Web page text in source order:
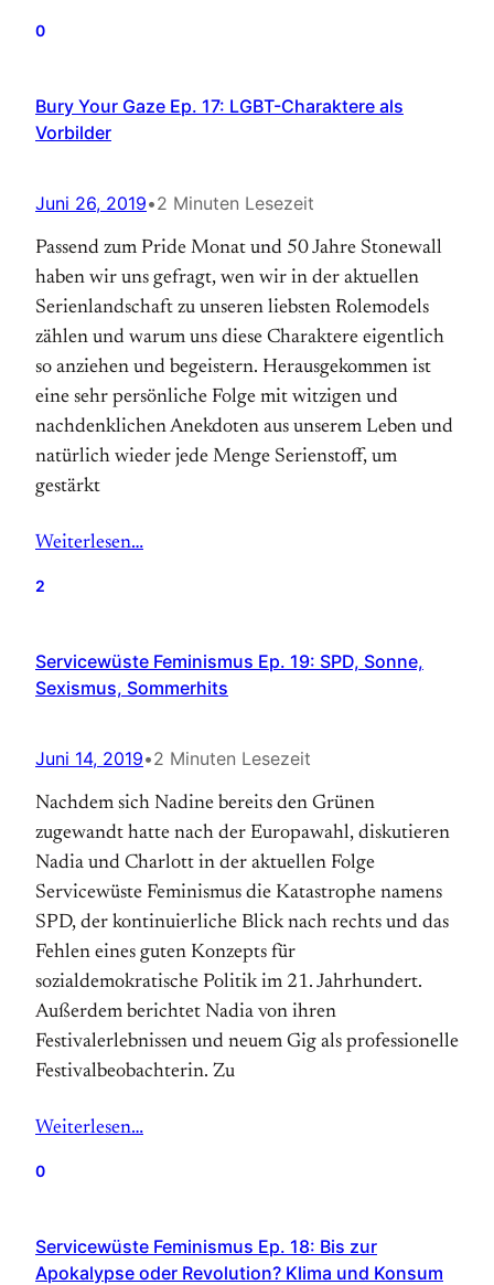
0
Bury Your Gaze Ep. 17: LGBT-Charaktere als
Vorbilder
Juni 26, 2019•2 Minuten Lesezeit
Passend zum Pride Monat und 50 Jahre Stonewall
haben wir uns gefragt, wen wir in der aktuellen
Serienlandschaft zu unseren liebsten Rolemodels
zählen und warum uns diese Charaktere eigentlich
so anziehen und begeistern. Herausgekommen ist
eine sehr persönliche Folge mit witzigen und
nachdenklichen Anekdoten aus unserem Leben und
natürlich wieder jede Menge Serienstoff, um
gestärkt
Weiterlesen…
2
Servicewüste Feminismus Ep. 19: SPD, Sonne,
Sexismus, Sommerhits
Juni 14, 2019•2 Minuten Lesezeit
Nachdem sich Nadine bereits den Grünen
zugewandt hatte nach der Europawahl, diskutieren
Nadia und Charlott in der aktuellen Folge
Servicewüste Feminismus die Katastrophe namens
SPD, der kontinuierliche Blick nach rechts und das
Fehlen eines guten Konzepts für
sozialdemokratische Politik im 21. Jahrhundert.
Außerdem berichtet Nadia von ihren
Festivalerlebnissen und neuem Gig als professionelle
Festivalbeobachterin. Zu
Weiterlesen…
0
Servicewüste Feminismus Ep. 18: Bis zur
Apokalypse oder Revolution? Klima und Konsum